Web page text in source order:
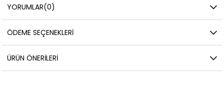
YORUMLAR(0)
ÖDEME SEÇENEKLERI
ÜRÜN ÖNERILERI